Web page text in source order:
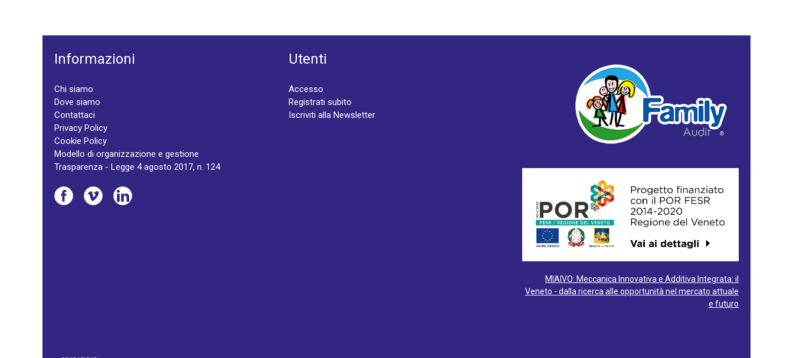
Informazioni
Chi siamo
Dove siamo
Contattaci
Privacy Policy
Cookie Policy
Modello di organizzazione e gestione
Trasparenza - Legge 4 agosto 2017, n. 124
Utenti
Accesso
Registrati subito
Iscriviti alla Newsletter
MIAIVO: Meccanica Innovativa e Additiva Integrata: il
Veneto - dalla ricerca alle opportunità nel mercato attuale
e futuro